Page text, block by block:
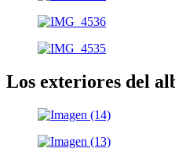
Los exteriores del